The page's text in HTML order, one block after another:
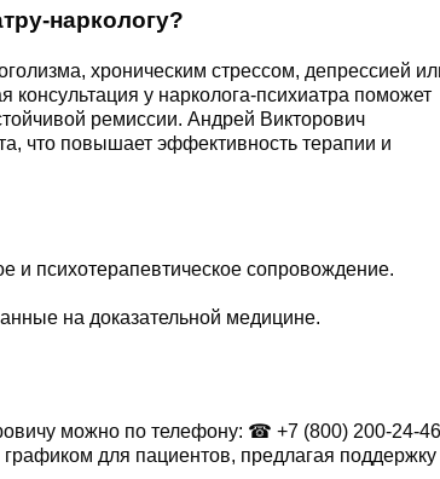
наркологу?
хроническим стрессом, депрессией
у нарколога-психиатра поможет
ремиссии. Андрей Викторович
что повышает эффективность терапии и
психотерапевтическое сопровождение.
на доказательной медицине.
можно по телефону: ☎ +7 (800) 200-24-46
для пациентов, предлагая поддержку